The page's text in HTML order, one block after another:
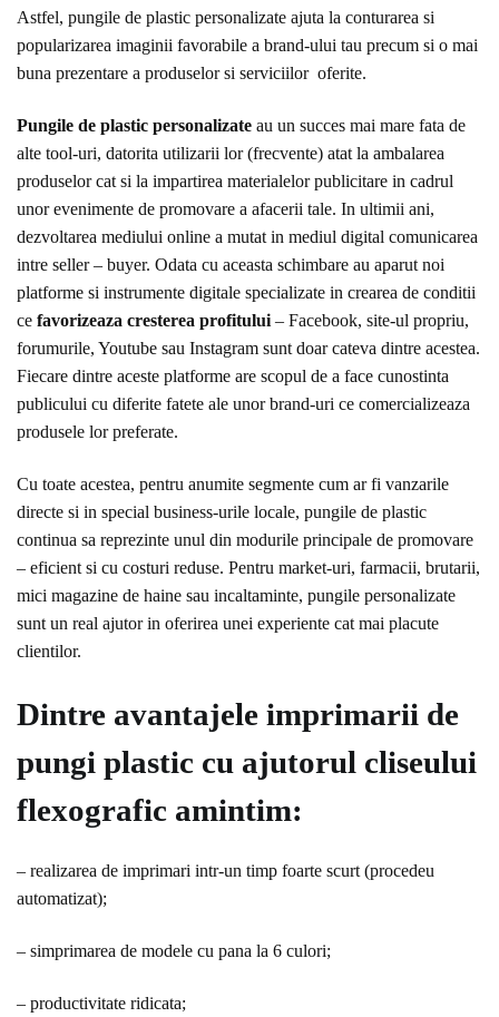
Astfel, pungile de plastic personalizate ajuta la conturarea si
popularizarea imaginii favorabile a brand-ului tau precum si o mai
buna prezentare a produselor si serviciilor oferite.
Pungile de plastic personalizate au un succes mai mare fata de
alte tool-uri, datorita utilizarii lor (frecvente) atat la ambalarea
produselor cat si la impartirea materialelor publicitare in cadrul
unor evenimente de promovare a afacerii tale. In ultimii ani,
dezvoltarea mediului online a mutat in mediul digital comunicarea
intre seller – buyer. Odata cu aceasta schimbare au aparut noi
platforme si instrumente digitale specializate in crearea de conditii
ce favorizeaza cresterea profitului – Facebook, site-ul propriu,
forumurile, Youtube sau Instagram sunt doar cateva dintre acestea.
Fiecare dintre aceste platforme are scopul de a face cunostinta
publicului cu diferite fatete ale unor brand-uri ce comercializeaza
produsele lor preferate.
Cu toate acestea, pentru anumite segmente cum ar fi vanzarile
directe si in special business-urile locale, pungile de plastic
continua sa reprezinte unul din modurile principale de promovare
– eficient si cu costuri reduse. Pentru market-uri, farmacii, brutarii,
mici magazine de haine sau incaltaminte, pungile personalizate
sunt un real ajutor in oferirea unei experiente cat mai placute
clientilor.
Dintre avantajele imprimarii de
pungi plastic cu ajutorul cliseului
flexografic amintim:
– realizarea de imprimari intr-un timp foarte scurt (procedeu
automatizat);
– simprimarea de modele cu pana la 6 culori;
– productivitate ridicata;